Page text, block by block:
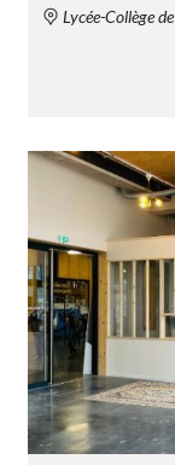
Lycée-Collège